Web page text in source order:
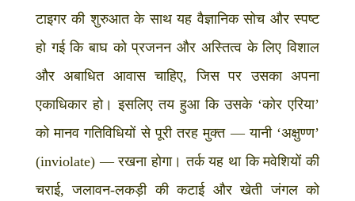
टाइगर की शुरुआत के साथ यह वैज्ञानिक सोच और स्पष्ट
हो गई कि बाघ को प्रजनन और अस्तित्व के लिए विशाल
और अबाधित आवास चाहिए, जिस पर उसका अपना
एकाधिकार हो। इसलिए तय हुआ कि उसके ‘कोर एरिया’
को मानव गतिविधियों से पूरी तरह मुक्त — यानी ‘अक्षुण्ण’
(inviolate) — रखना होगा। तर्क यह था कि मवेशियों की
चराई, जलावन-लकड़ी की कटाई और खेती जंगल को